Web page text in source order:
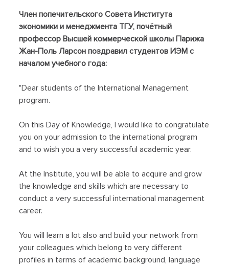
Член попечительского Совета Института
экономики и менеджмента ТГУ, почётный
профессор Высшей коммерческой школы Парижа
Жан-Поль Ларсон поздравил студентов ИЭМ с
началом учебного года:
"Dear students of the International Management
program.
On this Day of Knowledge, I would like to congratulate
you on your admission to the international program
and to wish you a very successful academic year.
At the Institute, you will be able to acquire and grow
the knowledge and skills which are necessary to
conduct a very successful international management
career.
You will learn a lot also and build your network from
your colleagues which belong to very different
profiles in terms of academic background, language